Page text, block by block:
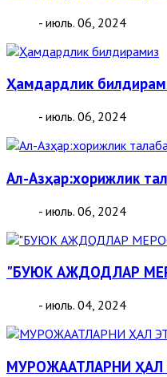
- июль. 06, 2024
Ҳамдардлик
- июль. 06, 2024
Aл-Aзҳар:хорижлик
- июль. 06, 2024
"БУЮК АЖДОДЛАР
- июль. 04, 2024
МУРОЖААТЛАРНИ